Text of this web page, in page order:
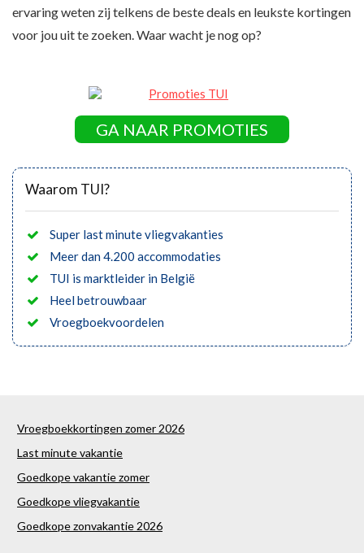
ervaring weten zij telkens de beste deals en leukste kortingen
voor jou uit te zoeken. Waar wacht je nog op?
GA NAAR PROMOTIES
Waarom TUI?
Super last minute vliegvakanties
Meer dan 4.200 accommodaties
TUI is marktleider in België
Heel betrouwbaar
Vroegboekvoordelen
Vroegboekkortingen zomer 2026
Last minute vakantie
Goedkope vakantie zomer
Goedkope vliegvakantie
Goedkope zonvakantie 2026